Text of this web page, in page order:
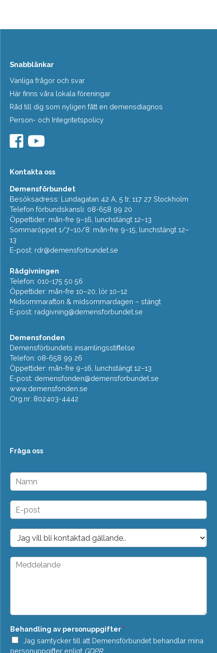
Snabblänkar
Vanliga frågor och svar
Här finns våra lokala föreningar
Råd till dig som nyligen fått en demensdiagnos
Person- och Integritetspolicy
Kontakta oss
Demensförbundet
Besöksadress: Lundagatan 42 A, 5 tr, 117 27 Stockholm
Telefon förbundskansli: 08-658 99 20
Öppettider: mån-fre 9–16, lunchstängt 12–13
Sommaröppet 1/7–10/8: mån-fre 9–15, lunchstängt 12–
13
E-post: rdr@demensforbundet.se
Rådgivningen
Telefon: 010-175 50 56
Öppettider: mån-fre 10–20, lör 10–12
Midsommarafton & midsommardagen – stängt
E-post: radgivning@demensforbundet.se
Demensfonden
Demensförbundets insamlingsstiftelse
Telefon: 08-658 99 26
Öppettider: mån-fre 9–16, lunchstängt 12–13
E-post: demensfonden@demensforbundet.se
www.demensfonden.se
Org.nr: 802403-4442
Fråga oss
N
m
n
E
p
o
t
*
D
o
p
M
a
d
e
*
Behandling av personuppgifter *
Jag samtycker till att Demensförbundet behandlar mina
personuppgifter enligt GDPR.